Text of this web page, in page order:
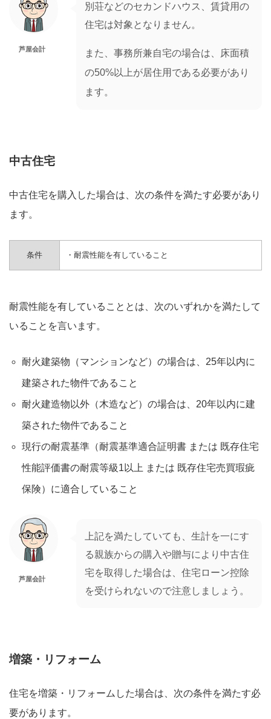
芦屋会計
別荘などのセカンドハウス、賃貸用の
住宅は対象となりません。
また、事務所兼自宅の場合は、床面積
の50%以上が居住用である必要があり
ます。
中古住宅
中古住宅を購入した場合は、次の条件を満たす必要があり
ます。
条件 ・耐震性能を有していること
耐震性能を有していることとは、次のいずれかを満たして
いることを言います。
耐火建築物（マンションなど）の場合は、25年以内に
建築された物件であること
耐火建造物以外（木造など）の場合は、20年以内に建
築された物件であること
現行の耐震基準（耐震基準適合証明書 または 既存住宅
性能評価書の耐震等級1以上 または 既存住宅売買瑕疵
保険）に適合していること
芦屋会計
上記を満たしていても、生計を一にす
る親族からの購入や贈与により中古住
宅を取得した場合は、住宅ローン控除
を受けられないので注意しましょう。
増築・リフォーム
住宅を増築・リフォームした場合は、次の条件を満たす必
要があります。